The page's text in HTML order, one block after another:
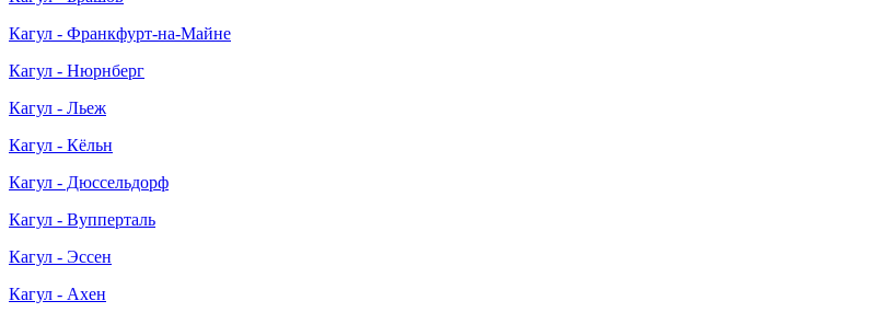
Кагул - Франкфурт-на-Майне
Кагул - Нюрнберг
Кагул - Льеж
Кагул - Кёльн
Кагул - Дюссельдорф
Кагул - Вупперталь
Кагул - Эссен
Кагул - Ахен